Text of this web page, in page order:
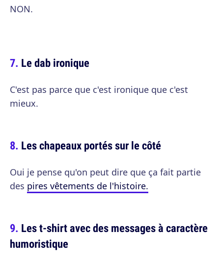
NON.
Le dab ironique
C'est pas parce que c'est ironique que c'est
mieux.
Les chapeaux portés sur le côté
Oui je pense qu'on peut dire que ça fait partie
des pires vêtements de l'histoire.
Les t-shirt avec des messages à caractère
humoristique